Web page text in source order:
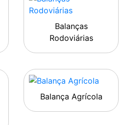
Balanças
Rodoviárias
Balança Agrícola